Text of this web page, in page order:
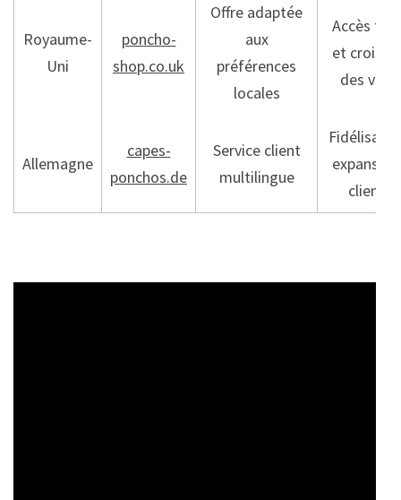
Royaume-
Uni
poncho-
shop.co.uk
Offre adaptée
aux
préférences
locales
Accès
et
des
Allemagne
capes-
ponchos.de
Service client
multilingue